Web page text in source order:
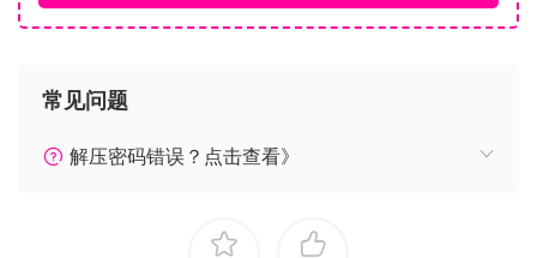
量。凭借强大的力量，他们成功消灭了猛兽，拯救了世界。
序与稳定传播到整个世界，任何战争或者混乱的苗头都被他们
永生者们虽然强大，但数量稀少。即使是他们也无法洞悉世界
灭匪患、怪物并惩戒渎职的官员；他们便是法律的化身。
常见问题
解压密码错误？点击查看》